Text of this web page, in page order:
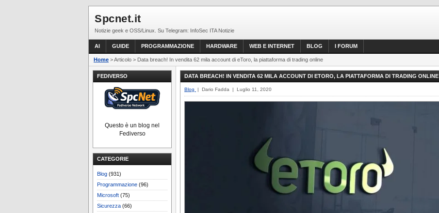
Spcnet.it
Notizie geek e OSS/Linux. Su Telegram: InfoSec ITA Notizie
AI GUIDE PROGRAMMAZIONE HARDWARE WEB E INTERNET BLOG I FORUM
Home > Articolo > Data breach! In vendita 62 mila account di eToro, la piattaforma di trading online
FEDIVERSO
Questo è un blog nel
Fediverso
CATEGORIE
Blog (931)
Programmazione (96)
Microsoft (75)
Sicurezza (66)
DATA BREACH! IN VENDITA 62 MILA ACCOUNT DI ETORO, LA PIATTAFORMA DI TRADING ONLINE
Blog | Dario Fadda | Luglio 11, 2020